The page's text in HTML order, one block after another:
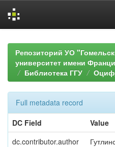
navigationРепозиторий УО
университет имени
Библиотека ГГУ
Full metadata record
DC Field
Value
dc.contributor.author